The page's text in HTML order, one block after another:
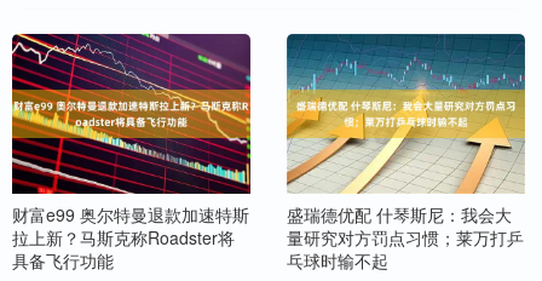
财富e99 奥尔特曼退款加速特斯
拉上新？马斯克称Roadster将
具备飞行功能
盛瑞德优配 什琴斯尼：我会大
量研究对方罚点习惯；莱万打乒
乓球时输不起